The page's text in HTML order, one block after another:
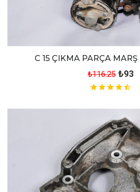
C 15 ÇIKMA PARÇA
₺116.25 ₺93